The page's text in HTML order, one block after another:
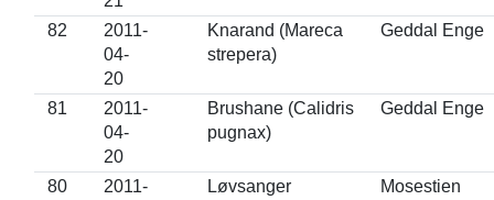
82
2011-
04-
20
Knarand (Mareca
strepera)
Geddal Enge
81
2011-
04-
20
Brushane (Calidris
pugnax)
Geddal Enge
80
2011-
Løvsanger
Mosestien